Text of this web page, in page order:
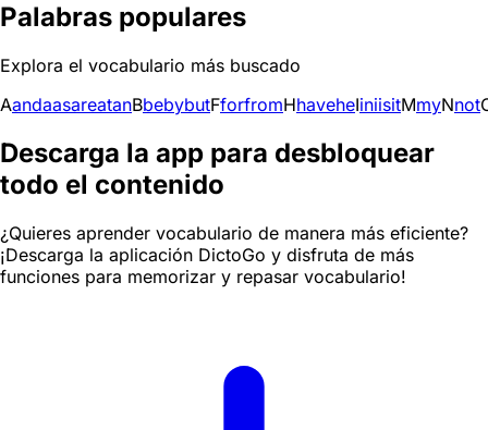
Palabras populares
Explora el vocabulario más buscado
AandaasareatanBbebybutFforfromHhaveheIiniisitMmyNnot
Descarga la app para desbloquear
todo el contenido
¿Quieres aprender vocabulario de manera más eficiente?
¡Descarga la aplicación DictoGo y disfruta de más
funciones para memorizar y repasar vocabulario!